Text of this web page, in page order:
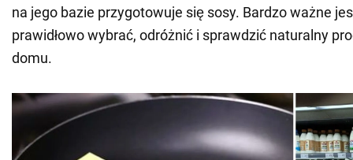
na jego bazie przygotowuje się sosy. Bardzo ważne
prawidłowo wybrać, odróżnić i sprawdzić naturalny
domu.